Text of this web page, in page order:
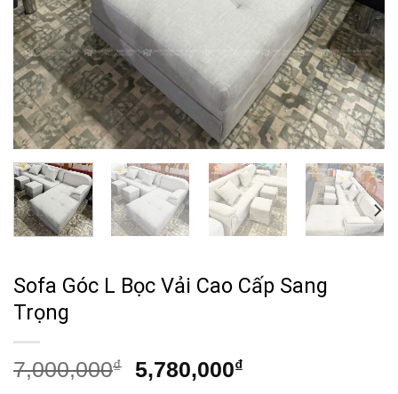
Sofa Góc L Bọc Vải Cao Cấp Sang
Trọng
7,000,000₫
Giá
5,780,000₫Giá